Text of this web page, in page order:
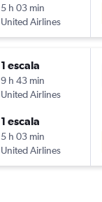
5 h 03 min
United Airlines
1 escala
9 h 43 min
United Airlines
1 escala
5 h 03 min
United Airlines